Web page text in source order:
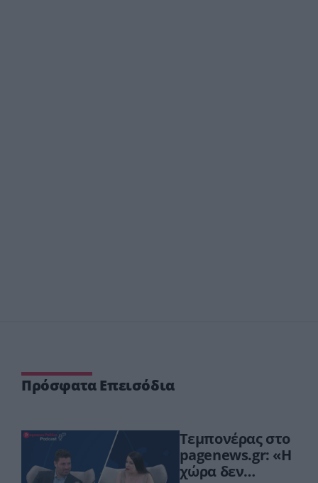
Πρόσφατα Επεισόδια
Τεμπονέρας στο
pagenews.gr: «Η
χώρα δεν